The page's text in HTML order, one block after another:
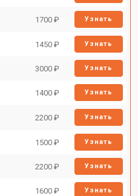
1700 ₽ Узнать
1450 ₽ Узнать
3000 ₽ Узнать
1400 ₽ Узнать
2200 ₽ Узнать
1500 ₽ Узнать
2200 ₽ Узнать
1600 ₽ Узнать